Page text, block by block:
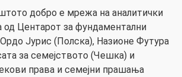
добро е мрежа на аналитички
од Центарот за фундаментални
Ордо Јурис (Полска), Назионе Футура
за семејството (Чешка) и
права и семејни прашања